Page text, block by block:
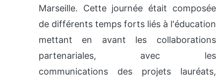
Marseille. Cette journée était composée
de différents temps forts liés à l'éducation
mettant en avant les collaborations
partenariales, avec les
communications des projets lauréats,